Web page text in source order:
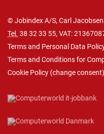
© Jobindex A/S, Carl
Tel. 38 32 33 55, VAT:
Terms and Personal Data
Terms and Conditions for
Cookie Policy (change consent)